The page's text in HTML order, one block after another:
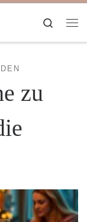
Search
zu